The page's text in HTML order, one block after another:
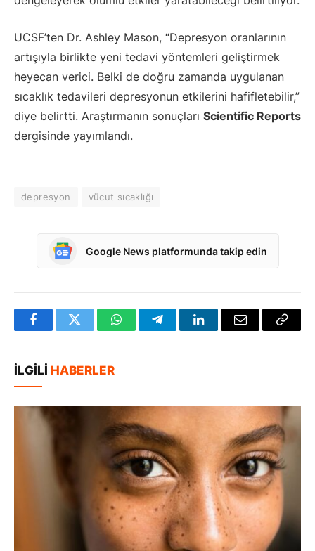
UCSF’ten Dr. Ashley Mason, “Depresyon oranlarının
artışıyla birlikte yeni tedavi yöntemleri geliştirmek
heyecan verici. Belki de doğru zamanda uygulanan
sıcaklık tedavileri depresyonun etkilerini hafifletebilir,”
diye belirtti. Araştırmanın sonuçları Scientific Reports
dergisinde yayımlandı.
depresyon vücut sıcaklığı
Google News platformunda takip edin
FacebookTwitter WhatsAppTelegramLinkedInE-
İLGILI HABERLER